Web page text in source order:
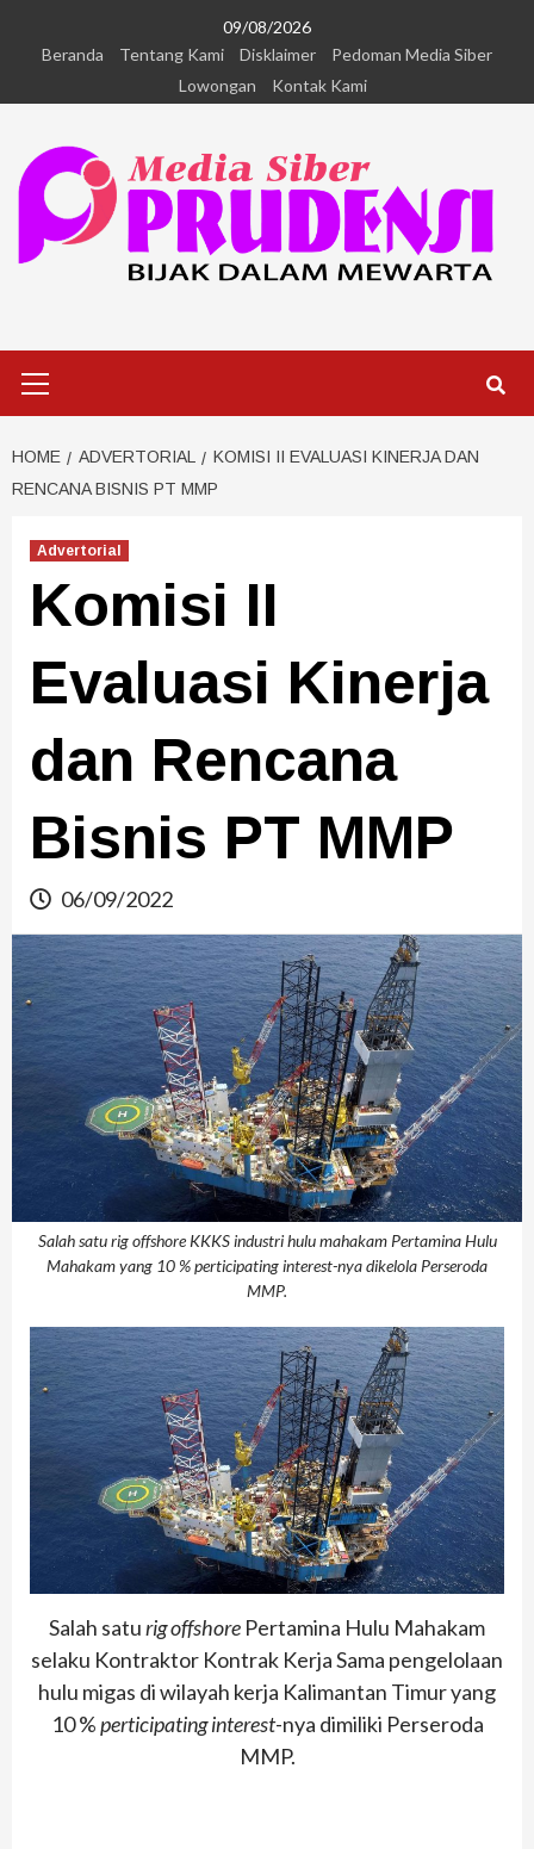
09/08/2026
Beranda
Tentang Kami Disklaimer
Pedoman Media Siber
Lowongan
Kontak Kami
HOME ADVERTORIAL
KOMISI II EVALUASI KINERJA DAN
RENCANA BISNIS PT MMP
Advertorial
Komisi II
Evaluasi Kinerja
dan Rencana
Bisnis PT MMP
06/09/2022
Salah satu rig offshore KKKS industri hulu mahakam Pertamina Hulu
Mahakam yang 10 % perticipating interest-nya dikelola Perseroda
MMP.
Salah saturig offshore Pertamina Hulu Mahakam
selaku Kontraktor Kontrak Kerja Sama pengelolaan
hulu migas di wilayah kerja Kalimantan Timur yang
10 %perticipating interest-nya dimiliki Perseroda
MMP.